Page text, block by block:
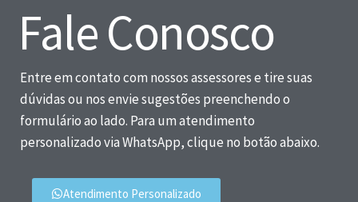
Fale Conosco
Entre em contato com nossos assessores e tire suas
dúvidas ou nos envie sugestões preenchendo o
formulário ao lado. Para um atendimento
personalizado via WhatsApp, clique no botão abaixo.
Atendimento Personalizado